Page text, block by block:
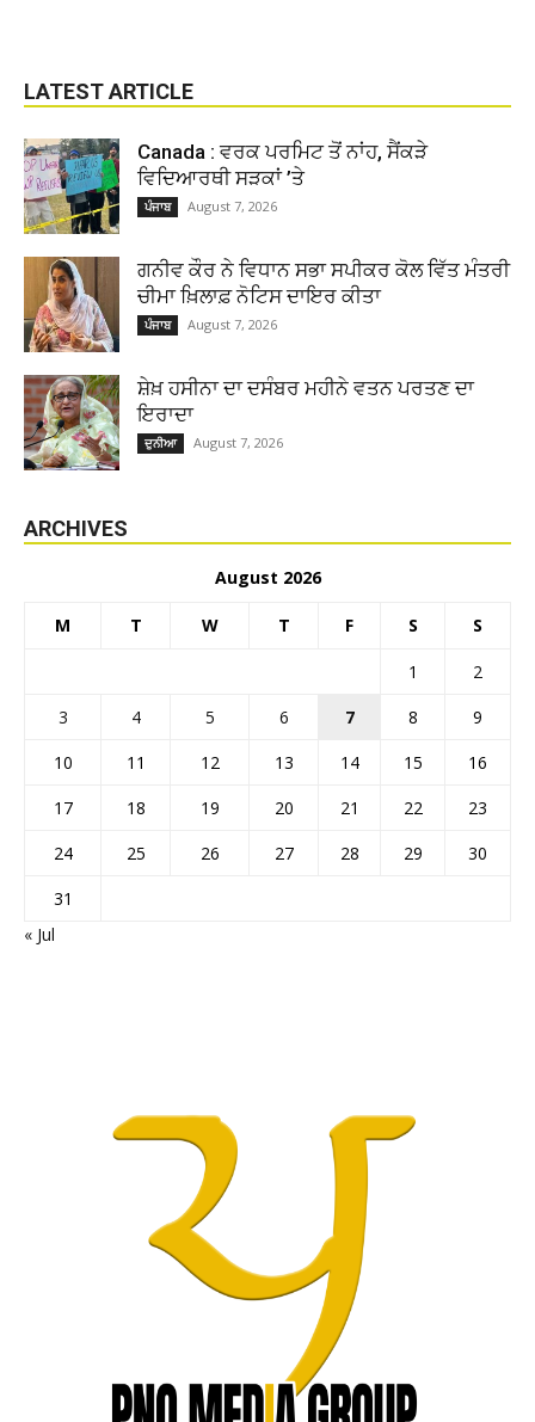
LATEST ARTICLE
Canada : ਵਰਕ ਪਰਮਿਟ ਤੋਂ ਨਾਂਹ, ਸੈਂਕੜੇ
ਵਿਦਿਆਰਥੀ ਸੜਕਾਂ ’ਤੇ
ਪੰਜਾਬ August 7, 2026
ਗਨੀਵ ਕੌਰ ਨੇ ਵਿਧਾਨ ਸਭਾ ਸਪੀਕਰ ਕੋਲ ਵਿੱਤ ਮੰਤਰੀ
ਚੀਮਾ ਖ਼ਿਲਾਫ਼ ਨੋਟਿਸ ਦਾਇਰ ਕੀਤਾ
ਪੰਜਾਬ August 7, 2026
ਸ਼ੇਖ਼ ਹਸੀਨਾ ਦਾ ਦਸੰਬਰ ਮਹੀਨੇ ਵਤਨ ਪਰਤਣ ਦਾ
ਇਰਾਦਾ
ਦੁਨੀਆ August 7, 2026
ARCHIVES
August 2026
M T W T F S S
1
2
3
4 5 6 7 8
9
10
11 12 13 14 15
16
17
18 19 20 21 22
23
24
25 26 27 28 29
30
31
« Jul